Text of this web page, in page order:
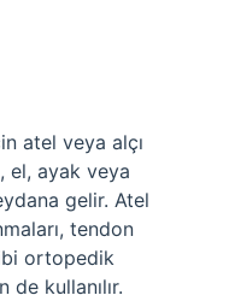
atel veya alçı
el, ayak veya
gelir. Atel
tendon
ortopedik
kullanılır.